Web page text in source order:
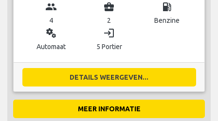
group
4
business_center
2
local_gas_station
Benzine
miscellaneous_services
Automaat
login
5 Portier
DETAILS WEERGEVEN...
MEER INFORMATIE